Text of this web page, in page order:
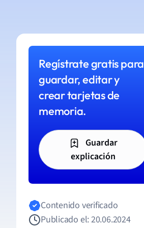
Regístrate gratis para
guardar, editar y
crear tarjetas de
memoria.
Guardar
explicación
Contenido verificado
Publicado el: 20.06.2024